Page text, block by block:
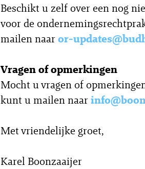
Beschikt u zelf over een nog
voor de
mailen naaror-
Vragen of opmerkingen
Mocht u vragen of
kunt u mailen naar
Met vriendelijke groet,
Karel Boonzaaijer